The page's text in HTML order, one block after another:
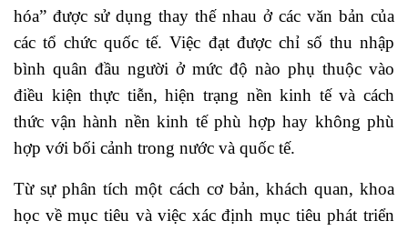
hóa” được sử dụng thay thế nhau ở các văn bản của
các tổ chức quốc tế. Việc đạt được chỉ số thu nhập
bình quân đầu người ở mức độ nào phụ thuộc vào
điều kiện thực tiễn, hiện trạng nền kinh tế và cách
thức vận hành nền kinh tế phù hợp hay không phù
hợp với bối cảnh trong nước và quốc tế.
Từ sự phân tích một cách cơ bản, khách quan, khoa
học về mục tiêu và việc xác định mục tiêu phát triển